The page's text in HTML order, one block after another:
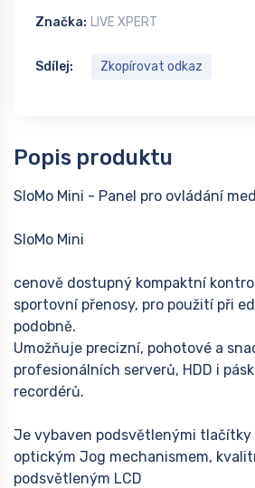
Značka: LIVE XPERT
Sdílej: Zkopírovat odkaz
Popis produktu
SloMo Mini - Panel pro ovládání
SloMo Mini
cenově dostupný kompaktní
sportovní přenosy, pro použití při
podobně.
Umožňuje precizní, pohotové a
profesionálních serverů, HDD i
recordérů.
Je vybaven podsvětlenými tlačítky
optickým Jog mechanismem,
podsvětleným LCD